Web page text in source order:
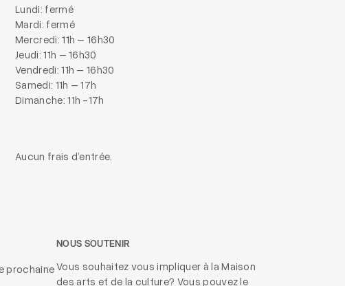
Lundi: fermé
Mardi: fermé
Mercredi: 11h – 16h30
Jeudi: 11h – 16h30
Vendredi: 11h – 16h30
Samedi: 11h – 17h
Dimanche: 11h -17h
Aucun frais d’entrée.
prochaine
NOUS SOUTENIR
Vous souhaitez vous impliquer à la Maison
des arts et de la culture? Vous pouvez le